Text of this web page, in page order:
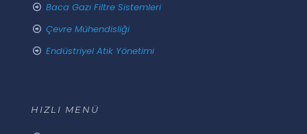
Baca Gazı Filtre Sistemleri
Çevre Mühendisliği
Endüstriyel Atık Yönetimi
HIZLI MENÜ